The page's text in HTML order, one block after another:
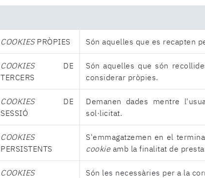
COOKIESPRÒPIES Són aquelles que es recapten
COOKIESDE
TERCERS
Són aquelles que són
considerar pròpies.
COOKIESDE
SESSIÓ
Demanen dades mentre
sol·licitat.
COOKIES
PERSISTENTS
S'emmagatzemen en el
cookie amb la finalitat de
COOKIES
Són les necessàries per a la